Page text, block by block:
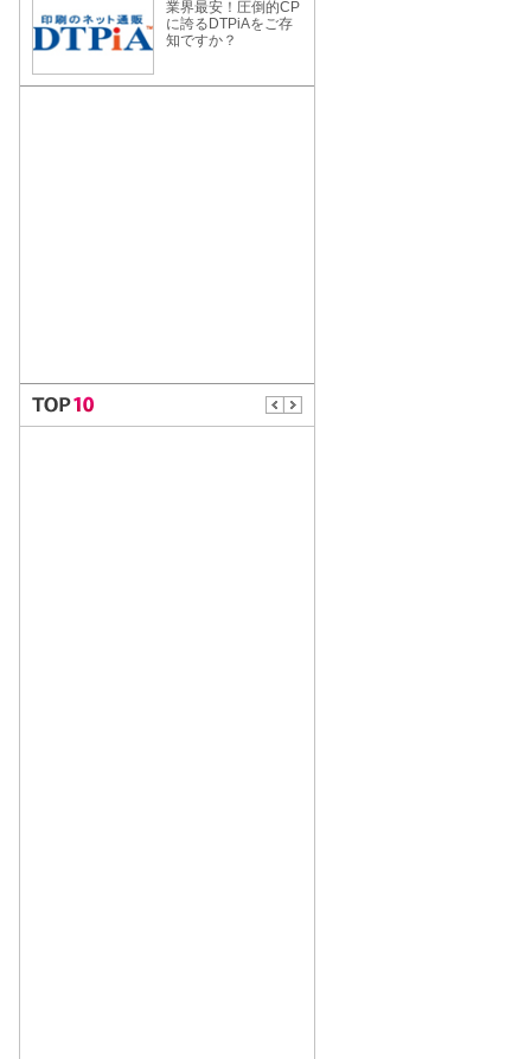
業界最安！圧倒的CP
に誇るDTPiAをご存
知ですか？